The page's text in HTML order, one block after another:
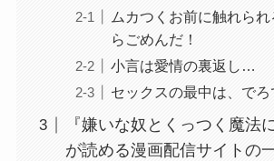
ムカつくお前に触れら
らごめんだ！
小言は愛情の裏返し…
セックスの最中は、でろ
『嫌いな奴とくっつく魔法
が読める漫画配信サイトの